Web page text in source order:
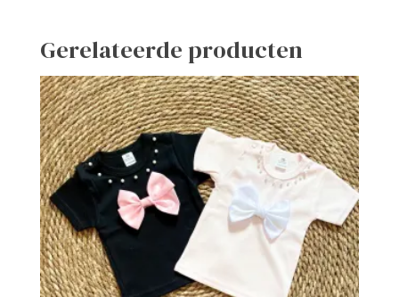
Gerelateerde producten